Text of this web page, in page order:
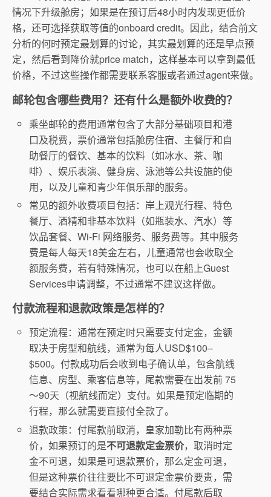
情况下升级舱房；如果是在预订后48小时内发现更低价
格，还可选择获取等值的onboard credit。因此，结合前文
分析的何时预定最划算的讨论，其实最划算的还是早点预
定，然后看到降价就price match，这样基本可以拿到最低
价格，不过这些操作都需要联系客服或者通过agent来做。
邮轮包含哪些费用？还有什么是额外收费的？
乘坐邮轮的费用通常包含了大部分基础项目和港
口及税费，票价通常包括舱房住宿、主餐厅和自
助餐厅的餐饮、基本的饮料（如冰水、茶、咖
啡）、娱乐表演、健身房、泳池等公共设施的使
用，以及儿童和青少年俱乐部的服务。
常见的额外收费项目包括：岸上观光行程、特色
餐厅、酒精和非基本饮料（如瓶装水、汽水）等
饮品套餐、Wi-Fi 网络服务、服务费等。其中服务
费是每人每天18美金左右，儿童通常也会收取全
额服务费，若有特殊情况，也可以在船上Guest
Services申请调整，不过通常不建议这样做。
付款流程和退款政策是怎样的？
预定流程：通常在预定时只需要支付定金，金额
取决于房型和航线，通常为每人USD$100–
$500。付款成功后会收到电子确认单，包含航线
信息、房型、乘客信息等，尾款需要在出发前 75
～90天（视航线而定）支付。如果是预定临期的
行程，那么就需要直接付全款了。
退款政策：付尾款前取消，皇家加勒比有两种票
价，如果预订的是不可退款定金票价，取消时定
金不可退，如果是可退款票价，那么定金可退，
但是这种票价往往要比不可退定金票价要贵，需
要结合实际需求看看哪种更合适。付尾款后取